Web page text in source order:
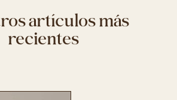
artículos más
recientes